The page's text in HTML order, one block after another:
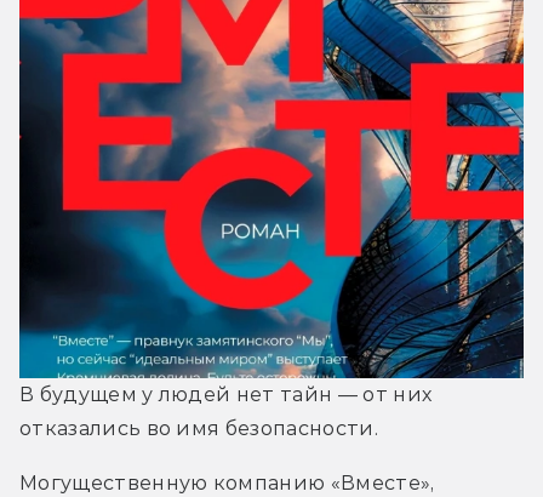
В будущем у людей нет тайн — от них
отказались во имя безопасности.
Могущественную компанию «Вместе»,